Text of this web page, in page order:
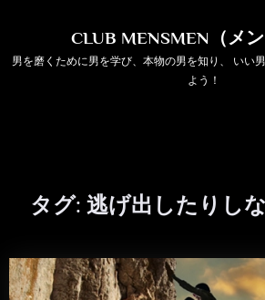
content
CLUB MENSMEN（メン
男を磨くために男を学び、本物の男を知り、 いい
よう！
タグ: 逃げ出したりし